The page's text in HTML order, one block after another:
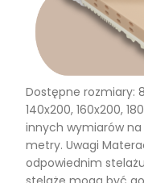
Dostępne rozmiary:
140x200, 160x200,
innych wymiarów
metry. Uwagi
odpowiednim